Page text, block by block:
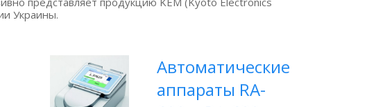
Украины.
Автоматические
аппараты RA-